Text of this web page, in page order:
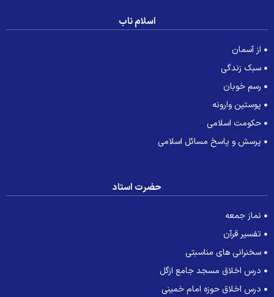
اسلام ناب
از آسمان
سبک زندگی
رسم خوبان
پوستین وارونه
حکومت اسلامی
پرسش و پاسخ مسائل اسلامی
حضرت استاد
نماز جمعه
تفسیر قرآن
سخنرانی های مناسبتی
درس اخلاق مسجد جامع ازگل
درس اخلاق حوزه امام خمینی